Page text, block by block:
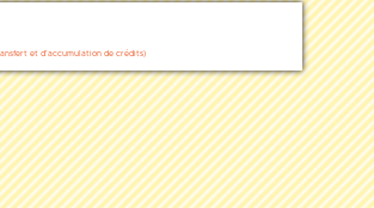
et d'accumulation de crédits)